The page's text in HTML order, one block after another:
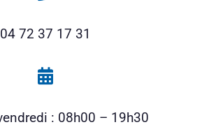
04 72 37 17 31
: 08h00 – 19h30